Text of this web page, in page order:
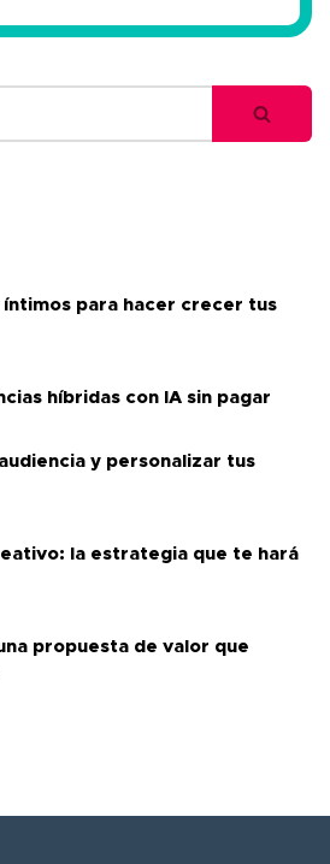
para hacer crecer tus
híbridas con IA sin pagar
y personalizar tus
la estrategia que te hará
propuesta de valor que